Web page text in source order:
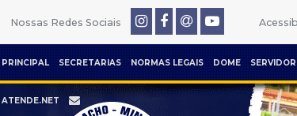
Nossas Redes Sociais
PRINCIPAL SECRETARIAS NORMAS LEGAIS DOME SERVIDOR
ATENDE.NET